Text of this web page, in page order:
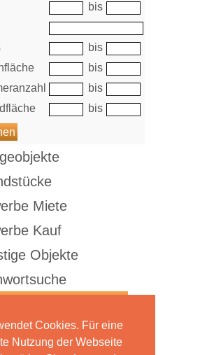
Cookies. Für eine
Nutzung der Webseite
bis
bis
bis
bis
bis
Miete
Kauf
Objekte